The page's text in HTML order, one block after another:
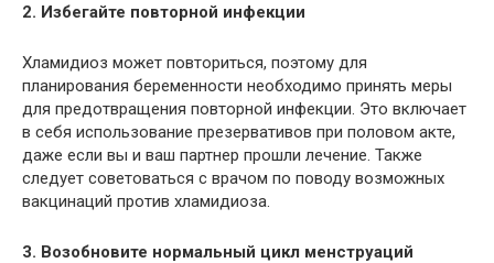
2. Избегайте повторной инфекции
Хламидиоз может повториться, поэтому для
планирования беременности необходимо принять меры
для предотвращения повторной инфекции. Это включает
в себя использование презервативов при половом акте,
даже если вы и ваш партнер прошли лечение. Также
следует советоваться с врачом по поводу возможных
вакцинаций против хламидиоза.
3. Возобновите нормальный цикл менструаций